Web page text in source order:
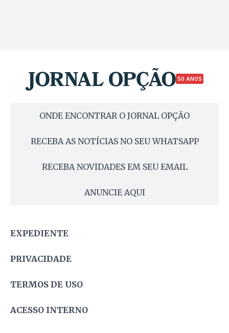
50 ANOS
ONDE ENCONTRAR O JORNAL OPÇÃO
RECEBA AS NOTÍCIAS NO SEU WHATSAPP
RECEBA NOVIDADES EM SEU EMAIL
ANUNCIE AQUI
EXPEDIENTE
PRIVACIDADE
TERMOS DE USO
ACESSO INTERNO